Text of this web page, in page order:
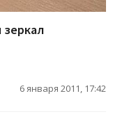
зеркал
6 января 2011, 17:42